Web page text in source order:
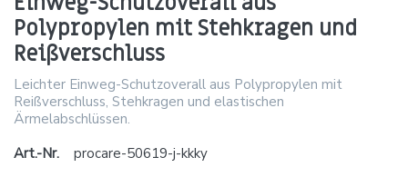
Polypropylen mit Stehkragen und
Reißverschluss
Leichter Einweg-Schutzoverall aus Polypropylen mit
Reißverschluss, Stehkragen und elastischen
Ärmelabschlüssen.
Art.-Nr.
procare-50619-j-kkky